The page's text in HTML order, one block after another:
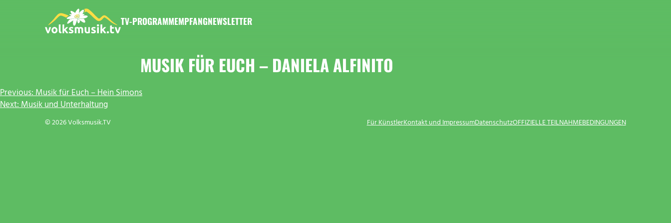
TV-PROGRAMMEMPFANGNEWSLETTER
MUSIK FÜR EUCH – DANIELA ALFINITO
BEITRAGSNAVIGATION
Previous:Musik für Euch – Hein Simons
Next:Musik und Unterhaltung
© 2026 Volksmusik.TV Für KünstlerKontakt und ImpressumDatenschutzOFFIZIELLE TEILNAHMEBEDINGUNGEN